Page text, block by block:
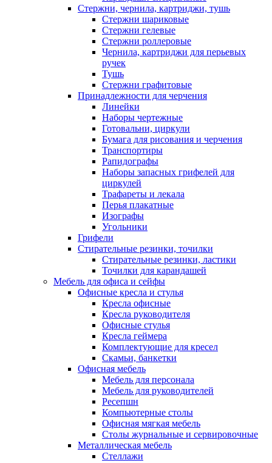
Стержни, чернила, картриджи, тушь
Стержни шариковые
Стержни гелевые
Стержни роллеровые
Чернила, картриджи для перьевых
ручек
Тушь
Стержни графитовые
Принадлежности для черчения
Линейки
Наборы чертежные
Готовальни, циркули
Бумага для рисования и черчения
Транспортиры
Рапидографы
Наборы запасных грифелей для
циркулей
Трафареты и лекала
Перья плакатные
Изографы
Угольники
Грифели
Стирательные резинки, точилки
Стирательные резинки, ластики
Точилки для карандашей
Мебель для офиса и сейфы
Офисные кресла и стулья
Кресла офисные
Кресла руководителя
Офисные стулья
Кресла геймера
Комплектующие для кресел
Скамьи, банкетки
Офисная мебель
Мебель для персонала
Мебель для руководителей
Ресепшн
Компьютерные столы
Офисная мягкая мебель
Столы журнальные и сервировочные
Металлическая мебель
Стеллажи